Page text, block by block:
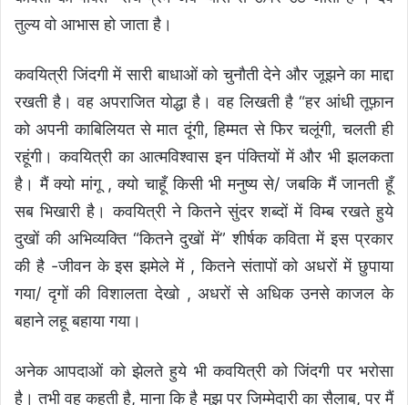
तुल्य वो आभास हो जाता है।
कवयित्री जिंदगी में सारी बाधाओं को चुनौती देने और जूझने का माद्दा
रखती है। वह अपराजित योद्धा है। वह लिखती है “हर आंधी तूफ़ान
को अपनी काबिलियत से मात दूंगी, हिम्मत से फिर चलूंगी, चलती ही
रहूंगी। कवयित्री का आत्मविश्वास इन पंक्तियों में और भी झलकता
है। मैं क्यो मांगू , क्यो चाहूँ किसी भी मनुष्य से/ जबकि मैं जानती हूँ
सब भिखारी है। कवयित्री ने कितने सुंदर शब्दों में विम्ब रखते हुये
दुखों की अभिव्यक्ति “कितने दुखों में” शीर्षक कविता में इस प्रकार
की है -जीवन के इस झमेले में , कितने संतापों को अधरों में छुपाया
गया/ दृगों की विशालता देखो , अधरों से अधिक उनसे काजल के
बहाने लहू बहाया गया।
अनेक आपदाओं को झेलते हुये भी कवयित्री को जिंदगी पर भरोसा
है। तभी वह कहती है, माना कि है मुझ पर जिम्मेदारी का सैलाब, पर मैं